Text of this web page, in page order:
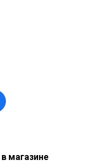
магазине